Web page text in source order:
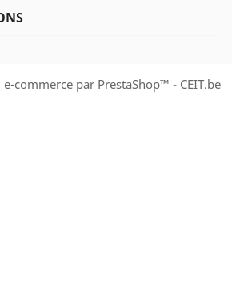
commerce par PrestaShop™ - CEIT.be